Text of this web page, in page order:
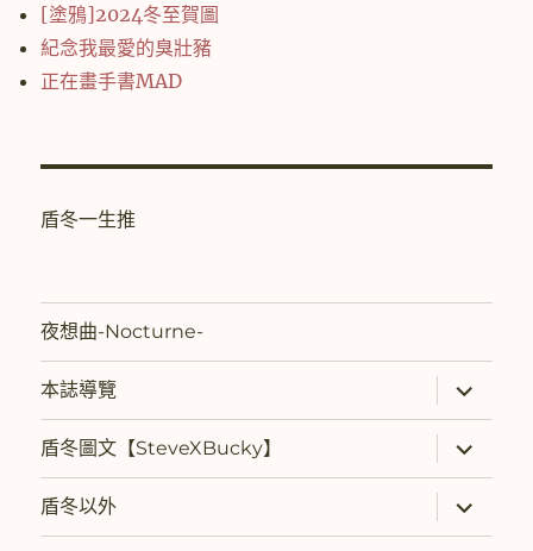
[塗鴉]2024冬至賀圖
紀念我最愛的臭壯豬
正在畫手書MAD
盾冬一生推
夜想曲-Nocturne-
本誌導覽
展
開
子
選
單
盾冬圖文【SteveXBucky】
展
開
子
選
單
盾冬以外
展
開
子